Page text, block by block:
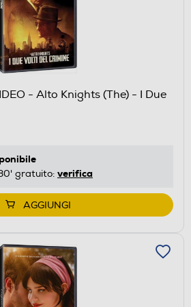
- Alto Knights (The) - I Due
gratuito: verifica
AGGIUNGI